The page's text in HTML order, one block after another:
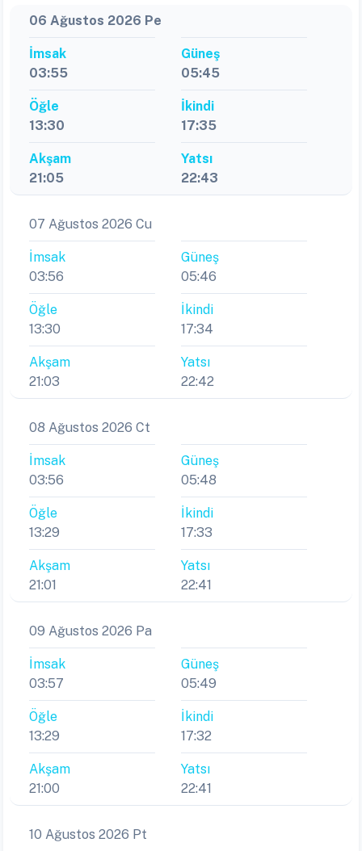
06 Ağustos 2026 Pe
İmsak
03:55
Güneş
05:45
Öğle
13:30
İkindi
17:35
Akşam
21:05
Yatsı
22:43
07 Ağustos 2026 Cu
İmsak
03:56
Güneş
05:46
Öğle
13:30
İkindi
17:34
Akşam
21:03
Yatsı
22:42
08 Ağustos 2026 Ct
İmsak
03:56
Güneş
05:48
Öğle
13:29
İkindi
17:33
Akşam
21:01
Yatsı
22:41
09 Ağustos 2026 Pa
İmsak
03:57
Güneş
05:49
Öğle
13:29
İkindi
17:32
Akşam
21:00
Yatsı
22:41
10 Ağustos 2026 Pt